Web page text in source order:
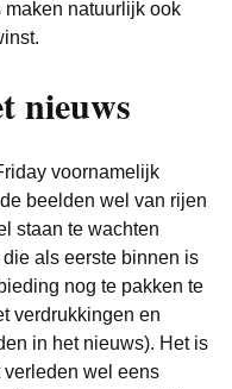
natuurlijk ook
nieuws
voornamelijk
beelden wel van rijen
staan te wachten
als eerste binnen is
nog te pakken te
verdrukkingen en
in het nieuws). Het is
wel eens